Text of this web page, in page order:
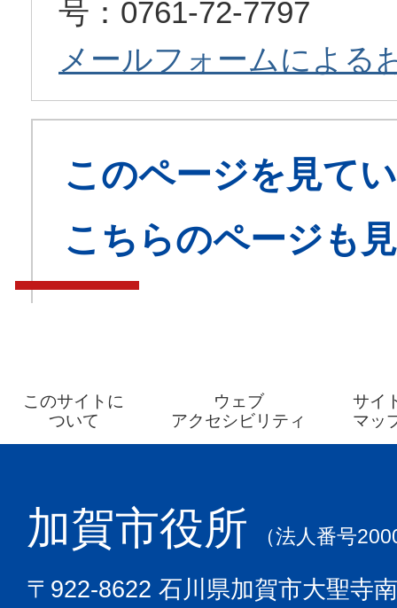
号：0761-72-7797
メールフォームによる
このページを見て
こちらのページも
このサイトに
ついて
ウェブ
アクセシビリティ
サイ
マッ
加賀市役所 （法人番号
〒922-8622 石川県加賀市大聖寺